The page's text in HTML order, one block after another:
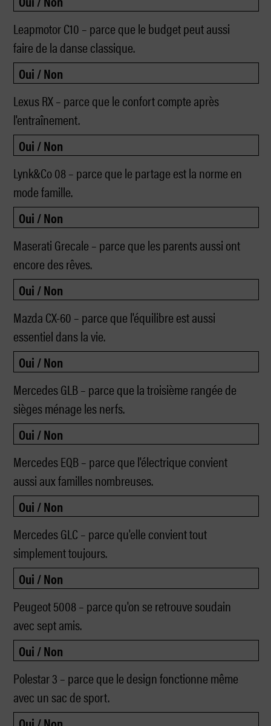
Leapmotor C10 – parce que le budget peut aussi
faire de la danse classique.
Lexus RX – parce que le confort compte après
l'entraînement.
Lynk&Co 08 – parce que le partage est la norme en
mode famille.
Maserati Grecale – parce que les parents aussi ont
encore des rêves.
Mazda CX-60 – parce que l'équilibre est aussi
essentiel dans la vie.
Mercedes GLB – parce que la troisième rangée de
sièges ménage les nerfs.
Mercedes EQB – parce que l'électrique convient
aussi aux familles nombreuses.
Mercedes GLC – parce qu'elle convient tout
simplement toujours.
Peugeot 5008 – parce qu'on se retrouve soudain
avec sept amis.
Polestar 3 – parce que le design fonctionne même
avec un sac de sport.